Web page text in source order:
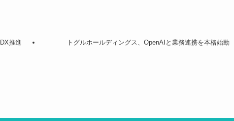
推進 トグルホールディングス、OpenAIと業務連携を本格始動